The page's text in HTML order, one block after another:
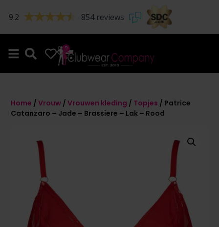
9.2 854 reviews
0 0
Home /Vrouw /Vrouwen kleding / Topjes / Patrice
Catanzaro – Jade – Brassiere – Lak – Rood